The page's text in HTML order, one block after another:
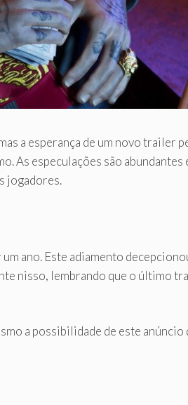
a esperança de um novo trailer
As especulações são
jogadores.
ano. Este adiamento
nisso, lembrando que o último
a possibilidade de este anúncio